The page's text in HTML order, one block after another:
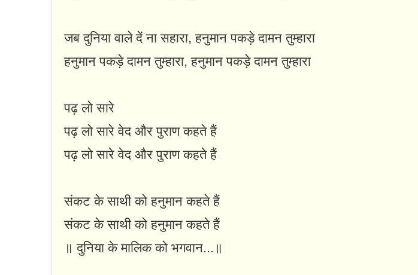
जब दुनिया वाले दें ना सहारा, हनुमान पकड़े दामन तुम्हारा
हनुमान पकड़े दामन तुम्हारा, हनुमान पकड़े दामन तुम्हारा
पढ़ लो सारे
पढ़ लो सारे वेद और पुराण कहते हैं
पढ़ लो सारे वेद और पुराण कहते हैं
संकट के साथी को हनुमान कहते हैं
संकट के साथी को हनुमान कहते हैं
॥ दुनिया के मालिक को भगवान...॥